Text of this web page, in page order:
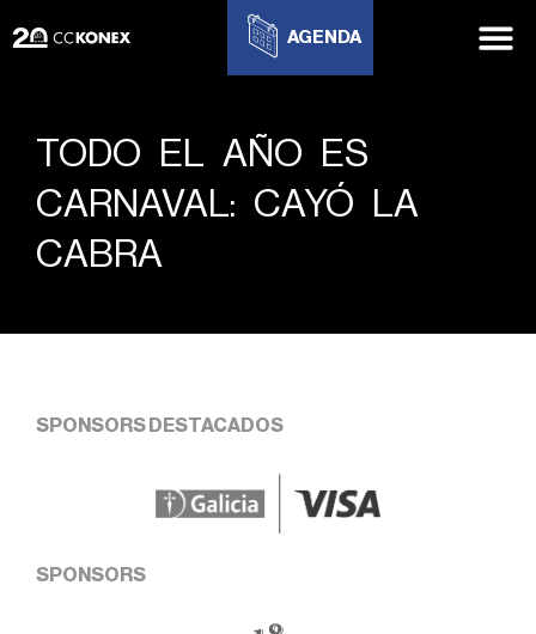
AGENDA
TODO EL AÑO ES
CARNAVAL: CAYÓ LA
CABRA
SPONSORS DESTACADOS
SPONSORS